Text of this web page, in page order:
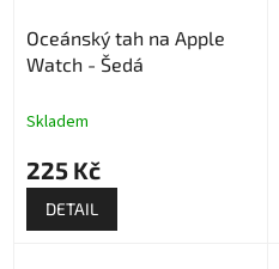
Oceánský tah na Apple
Watch - Šedá
Skladem
225 Kč
DETAIL